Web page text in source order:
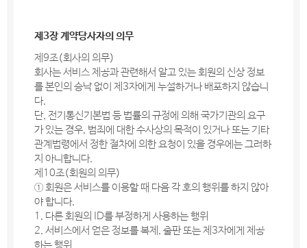
제3장 계약당사자의 의무
제9조(회사의 의무)
회사는 서비스 제공과 관련해서 알고 있는 회원의 신상 정보
를 본인의 승낙 없이 제3자에게 누설하거나 배포하지 않습니
다.
단, 전기통신기본법 등 법률의 규정에 의해 국가기관의 요구
가 있는 경우, 범죄에 대한 수사상의 목적이 있거나 또는 기타
관계법령에서 정한 절차에 의한 요청이 있을 경우에는 그러하
지 아니합니다.
제10조(회원의 의무)
① 회원은 서비스를 이용할 때 다음 각 호의 행위를 하지 않아
야 합니다.
1. 다른 회원의 ID를 부정하게 사용하는 행위
2. 서비스에서 얻은 정보를 복제, 출판 또는 제3자에게 제공
하는 행위